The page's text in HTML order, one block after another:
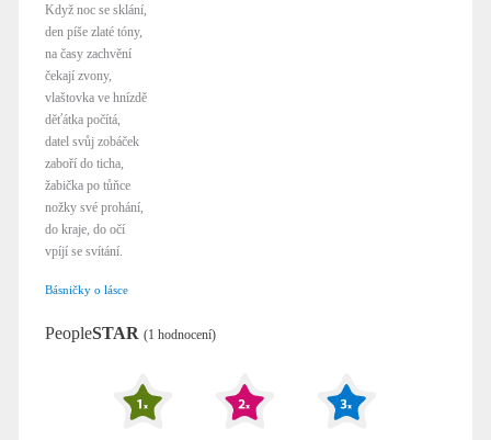
Když noc se sklání,
den píše zlaté tóny,
na časy zachvění
čekají zvony,
vlaštovka ve hnízdě
děťátka počítá,
datel svůj zobáček
zaboří do ticha,
žabička po tůňce
nožky své prohání,
do kraje, do očí
vpíjí se svítání.
Básničky o lásce
PeopleSTAR (1 hodnocení)